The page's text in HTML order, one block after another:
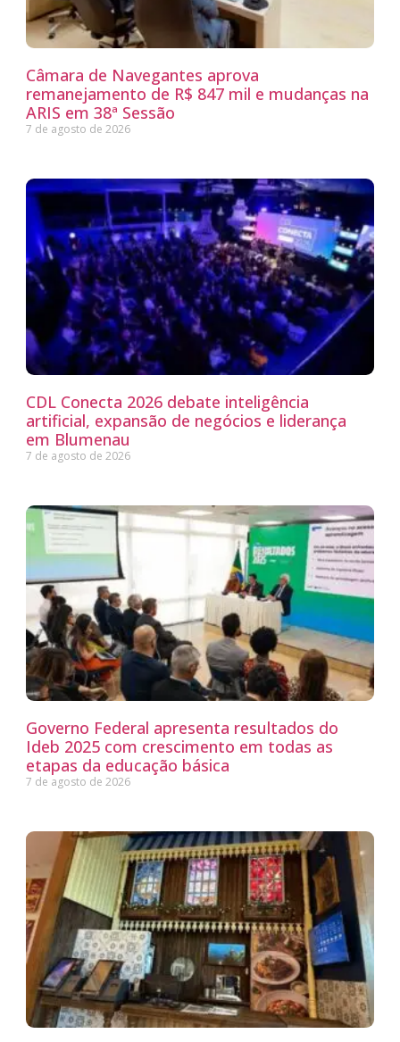
Câmara de Navegantes aprova
remanejamento de R$ 847 mil e mudanças na
ARIS em 38ª Sessão
7 de agosto de 2026
CDL Conecta 2026 debate inteligência
artificial, expansão de negócios e liderança
em Blumenau
7 de agosto de 2026
Governo Federal apresenta resultados do
Ideb 2025 com crescimento em todas as
etapas da educação básica
7 de agosto de 2026